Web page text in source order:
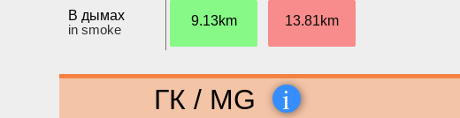
В дымах
in smoke
9.13km 13.81km
ГК / MG i